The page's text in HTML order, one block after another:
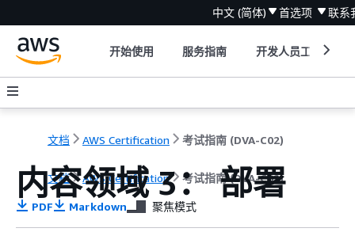
中文 (简体) 首选项 联系
开始使用 服务指南 开发人员工具
文档 AWS Certification 考试指南 (DVA-C02)
文档 AWS Certification 考试指南 (DVA-C02)
内容领域 3： 部署
PDF Markdown 聚焦模式